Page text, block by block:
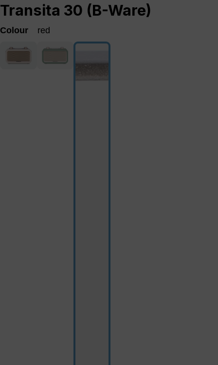
Transita 30 (B-Ware)
Colour red